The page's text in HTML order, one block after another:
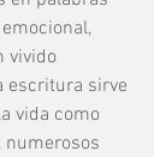
vivido
escritura sirve
vida como
numerosos